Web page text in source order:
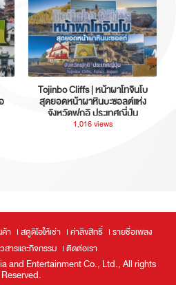
Tojinbo Cliffs | หน้าผาโทจินโบ
สุดยอดหน้าผาหินบะซอลต์แห่ง
จังหวัดฟุกุอิ ประเทศญี่ปุ่น
1,016 views
า สตูดิโอให้เช่า ค่าลิขสิทธิ์
รายชื่อเพลง
สารและกิจกรรม ติดต่อเรา
and Entertainment Co., Ltd., All rights
Reserved.